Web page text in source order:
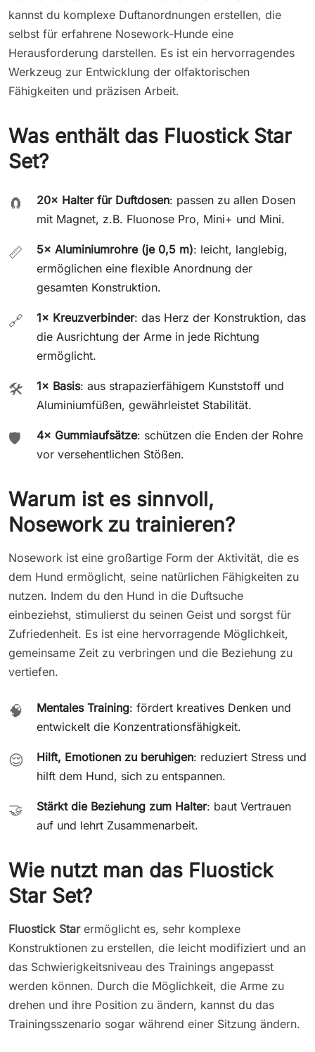
kannst du komplexe Duftanordnungen erstellen, die
selbst für erfahrene Nosework-Hunde eine
Herausforderung darstellen. Es ist ein hervorragendes
Werkzeug zur Entwicklung der olfaktorischen
Fähigkeiten und präzisen Arbeit.
Was enthält das Fluostick Star
Set?
🧲 20× Halter für Duftdosen: passen zu allen Dosen
mit Magnet, z.B. Fluonose Pro, Mini+ und Mini.
📏 5× Aluminiumrohre (je 0,5 m): leicht, langlebig,
ermöglichen eine flexible Anordnung der
gesamten Konstruktion.
🔗 1× Kreuzverbinder: das Herz der Konstruktion, das
die Ausrichtung der Arme in jede Richtung
ermöglicht.
🛠️ 1× Basis: aus strapazierfähigem Kunststoff und
Aluminiumfüßen, gewährleistet Stabilität.
🛡️ 4× Gummiaufsätze: schützen die Enden der Rohre
vor versehentlichen Stößen.
Warum ist es sinnvoll,
Nosework zu trainieren?
Nosework ist eine großartige Form der Aktivität, die es
dem Hund ermöglicht, seine natürlichen Fähigkeiten zu
nutzen. Indem du den Hund in die Duftsuche
einbeziehst, stimulierst du seinen Geist und sorgst für
Zufriedenheit. Es ist eine hervorragende Möglichkeit,
gemeinsame Zeit zu verbringen und die Beziehung zu
vertiefen.
🧠 Mentales Training: fördert kreatives Denken und
entwickelt die Konzentrationsfähigkeit.
😌 Hilft, Emotionen zu beruhigen: reduziert Stress und
hilft dem Hund, sich zu entspannen.
🤝 Stärkt die Beziehung zum Halter: baut Vertrauen
auf und lehrt Zusammenarbeit.
Wie nutzt man das Fluostick
Star Set?
Fluostick Starermöglicht es, sehr komplexe
Konstruktionen zu erstellen, die leicht modifiziert und an
das Schwierigkeitsniveau des Trainings angepasst
werden können. Durch die Möglichkeit, die Arme zu
drehen und ihre Position zu ändern, kannst du das
Trainingsszenario sogar während einer Sitzung ändern.